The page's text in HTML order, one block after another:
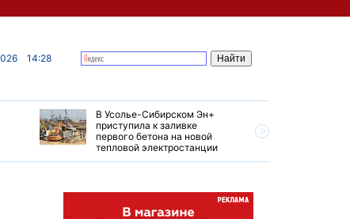
14:28
В Усолье-Сибирском Эн+
приступила к заливке
первого бетона на новой
тепловой электростанции